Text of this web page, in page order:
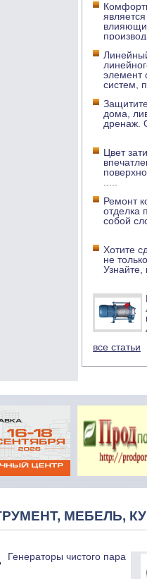
элемент
систем, п
дома,
дренаж.
Цвет
Ремонт
отделка
собой
Хотите
не
Узнайте,
все статьи
МЕБЕЛЬ,
Генераторы чистого пара